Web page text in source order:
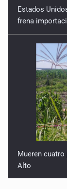
Estados
frena
Mueren cuatro
Alto